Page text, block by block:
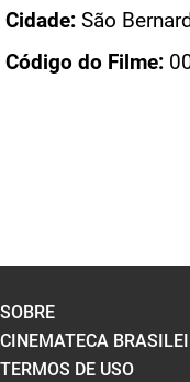
Cidade: São
Código do Filme:
SOBRE
CINEMATECA
TERMOS DE USO